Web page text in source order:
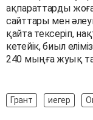
ақпараттарды
сайттары мен
қайта тексеріп,
кетейік, биыл
240 мыңға жуық
Грант иегер